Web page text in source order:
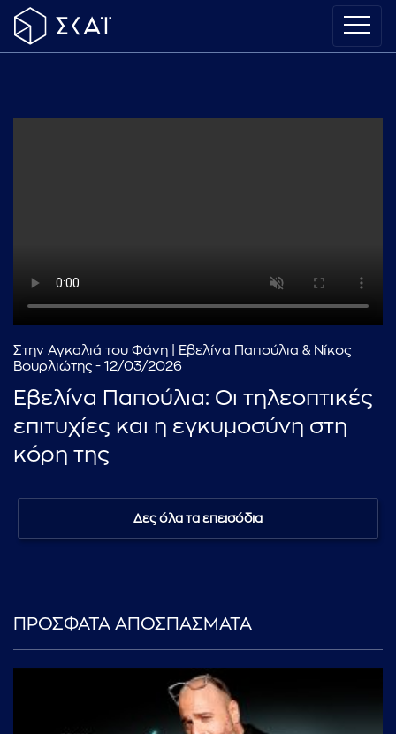
Στην Αγκαλιά του Φάνη | Εβελίνα Παπούλια & Νίκος
Βουρλιώτης - 12/03/2026
Εβελίνα Παπούλια: Οι τηλεοπτικές
επιτυχίες και η εγκυμοσύνη στη
κόρη της
Δες όλα τα επεισόδια
ΠΡΟΣΦΑΤΑ ΑΠΟΣΠΑΣΜΑΤΑ